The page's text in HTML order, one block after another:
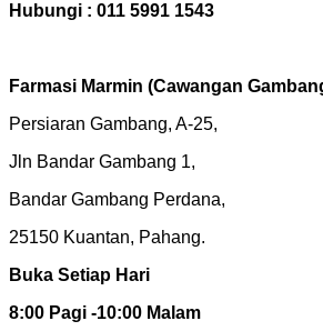
Hubungi : 011 5991 1543
Farmasi Marmin (Cawangan
Persiaran Gambang, A-25,
Jln Bandar Gambang 1,
Bandar Gambang Perdana,
25150 Kuantan, Pahang.
Buka Setiap Hari
8:00 Pagi -10:00 Malam